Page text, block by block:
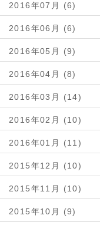
2016年07月 (6)
2016年06月 (6)
2016年05月 (9)
2016年04月 (8)
2016年03月 (14)
2016年02月 (10)
2016年01月 (11)
2015年12月 (10)
2015年11月 (10)
2015年10月 (9)